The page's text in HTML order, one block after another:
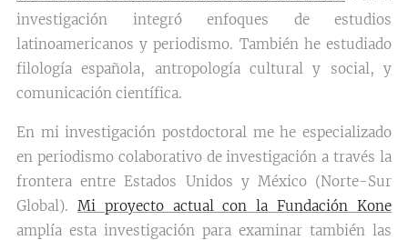
investigación integró enfoques de estudios
latinoamericanos y periodismo. También he estudiado
filología española, antropología cultural y social, y
comunicación científica.
En mi investigación postdoctoral me he especializado
en periodismo colaborativo de investigación a través la
frontera entre Estados Unidos y México (Norte-Sur
Global). Mi proyecto actual con la Fundación Kone
amplía esta investigación para examinar también las